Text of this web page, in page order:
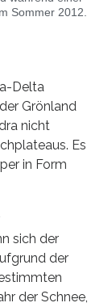
Sommer 2012.
Delta
Grönland
nicht
Es
in Form
sich der
der
der Schnee,